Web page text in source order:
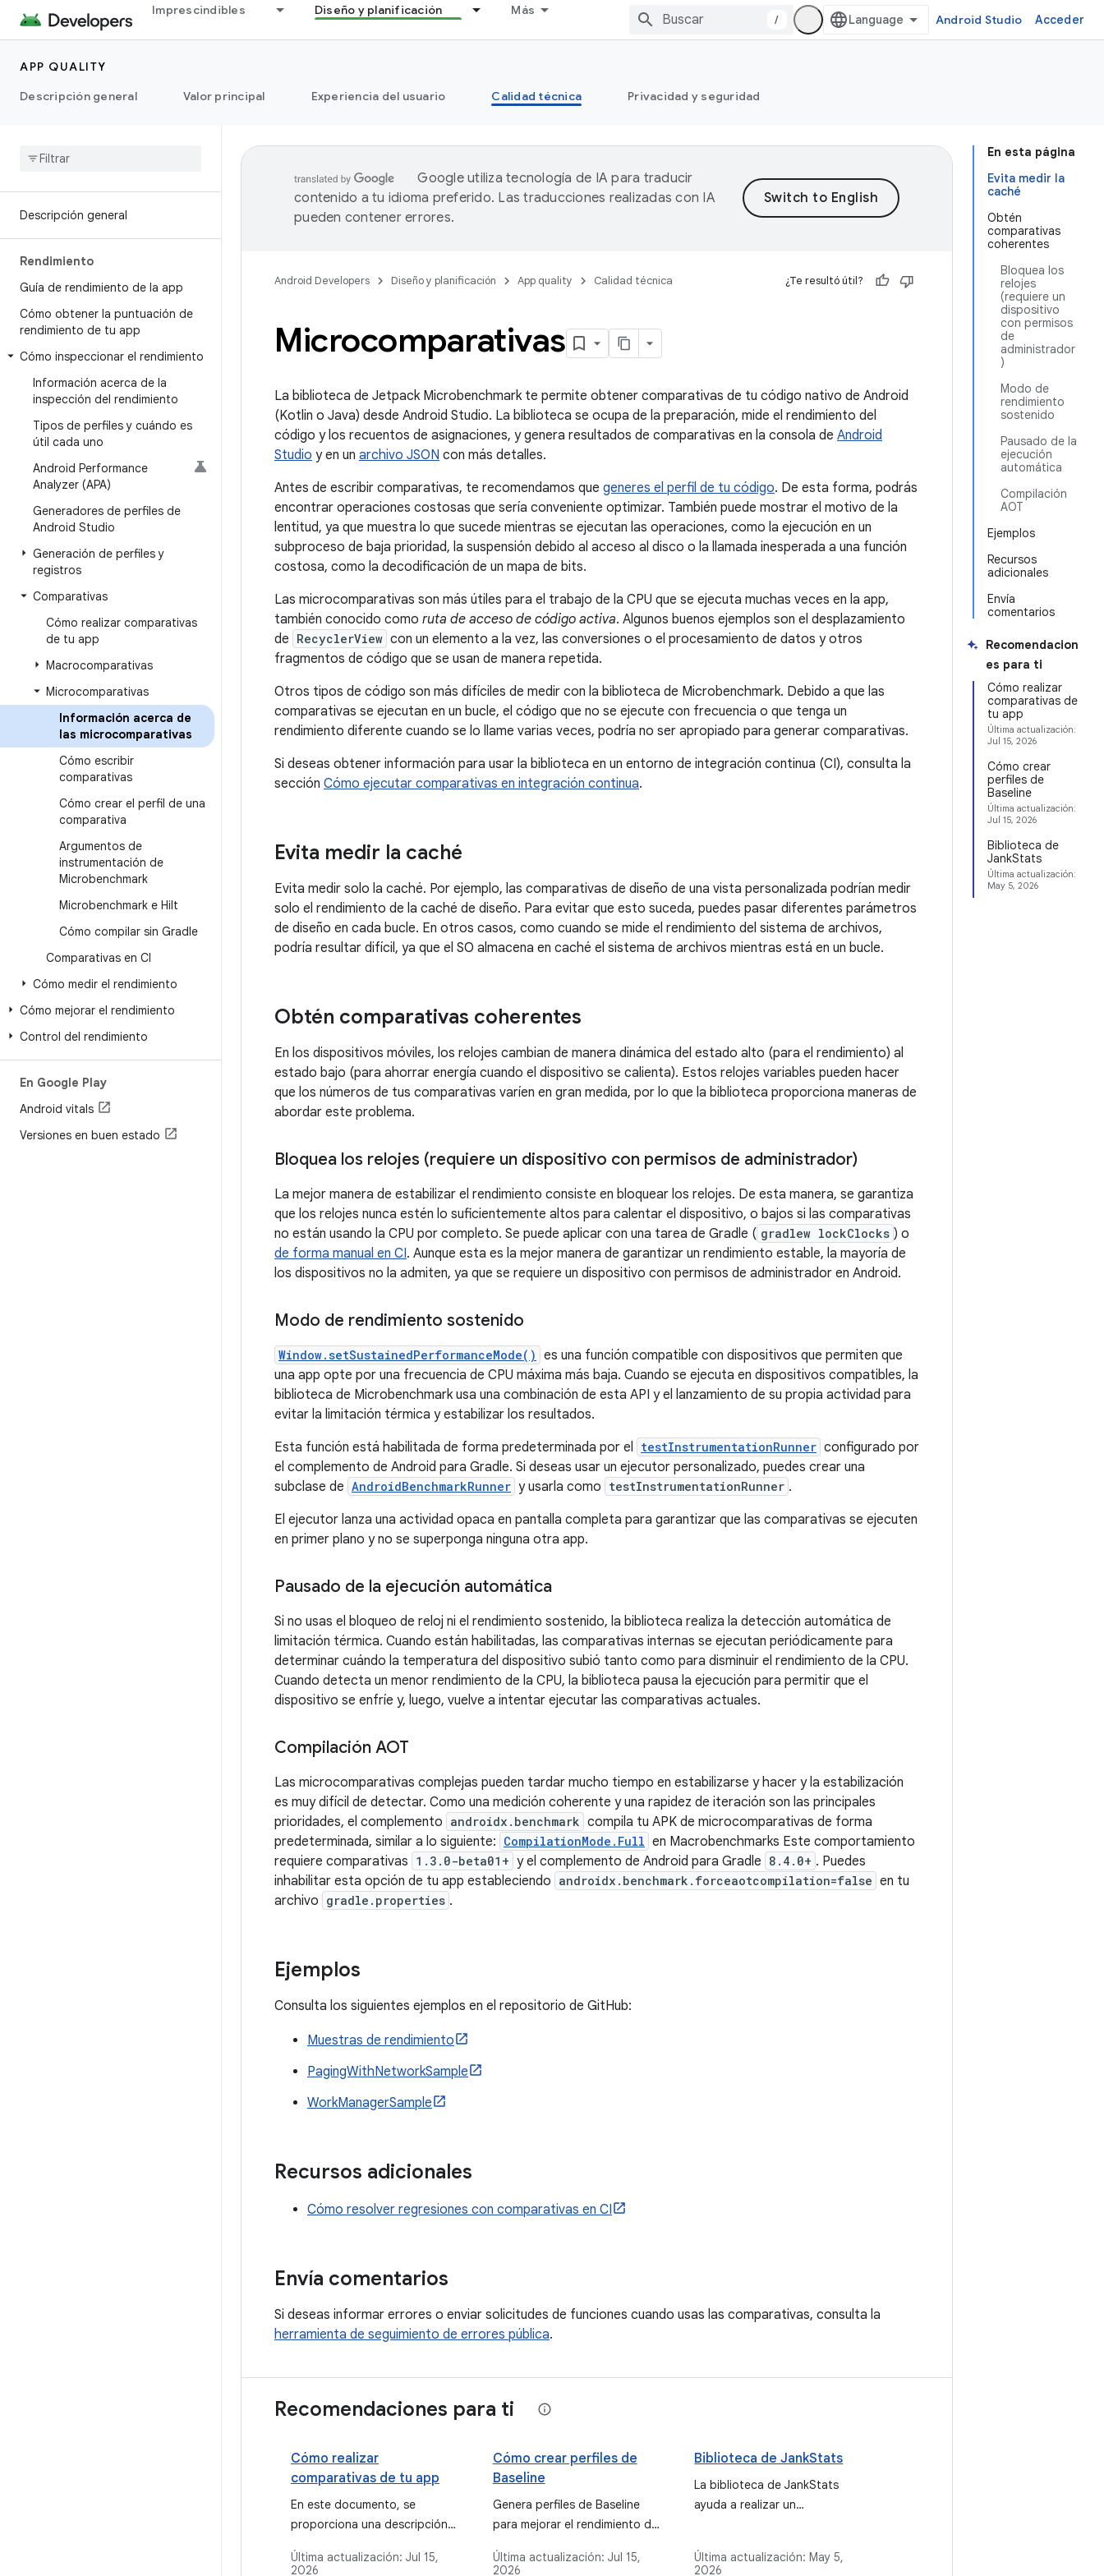
Imprescindibles Diseño y planificación Más
/ Android Studio Acceder
APP QUALITY
Descripción general
Valor principal Experiencia del usuario Calidad técnica Privacidad y seguridad
Descripción general
Rendimiento
Guía de rendimiento de la app
Cómo obtener la puntuación de
rendimiento de tu app
Cómo inspeccionar el rendimiento
Información acerca de la
inspección del rendimiento
Tipos de perfiles y cuándo es
útil cada uno
Android Performance
Analyzer (APA)
Generadores de perfiles de
Android Studio
Generación de perfiles y
registros
Comparativas
Cómo realizar comparativas
de tu app
Macrocomparativas
Microcomparativas
Información acerca de
las microcomparativas
Cómo escribir
comparativas
Cómo crear el perfil de una
comparativa
Argumentos de
instrumentación de
Microbenchmark
Microbenchmark e Hilt
Cómo compilar sin Gradle
Comparativas en CI
Cómo medir el rendimiento
Cómo mejorar el rendimiento
Control del rendimiento
En Google Play
Android vitals
Versiones en buen estado
En esta página
Evita medir la
caché
Obtén
comparativas
coherentes
Bloquea los
relojes
(requiere un
dispositivo
con permisos
de
administrador
)
Modo de
rendimiento
sostenido
Pausado de la
ejecución
automática
Compilación
AOT
Ejemplos
Recursos
adicionales
Envía
comentarios
Recomendacion
es para ti
Cómo realizar
comparativas de
tu app
Última actualización:
Jul 15, 2026
Cómo crear
perfiles de
Baseline
Última actualización:
Jul 15, 2026
Biblioteca de
JankStats
Última actualización:
May 5, 2026
Google utiliza tecnología de IA para traducir
contenido a tu idioma preferido. Las traducciones realizadas con IA
pueden contener errores.
Android Developers Diseño y planificación App quality Calidad técnica ¿Te resultó útil?
Microcomparativas
La biblioteca de Jetpack Microbenchmark te permite obtener comparativas de tu código nativo de Android
(Kotlin o Java) desde Android Studio. La biblioteca se ocupa de la preparación, mide el rendimiento del
código y los recuentos de asignaciones, y genera resultados de comparativas en la consola de Android
Studio y en un archivo JSON con más detalles.
Antes de escribir comparativas, te recomendamos que generes el perfil de tu código. De esta forma, podrás
encontrar operaciones costosas que sería conveniente optimizar. También puede mostrar el motivo de la
lentitud, ya que muestra lo que sucede mientras se ejecutan las operaciones, como la ejecución en un
subproceso de baja prioridad, la suspensión debido al acceso al disco o la llamada inesperada a una función
costosa, como la decodificación de un mapa de bits.
Las microcomparativas son más útiles para el trabajo de la CPU que se ejecuta muchas veces en la app,
también conocido como ruta de acceso de código activa. Algunos buenos ejemplos son el desplazamiento
de RecyclerView con un elemento a la vez, las conversiones o el procesamiento de datos y otros
fragmentos de código que se usan de manera repetida.
Otros tipos de código son más difíciles de medir con la biblioteca de Microbenchmark. Debido a que las
comparativas se ejecutan en un bucle, el código que no se ejecute con frecuencia o que tenga un
rendimiento diferente cuando se lo llame varias veces, podría no ser apropiado para generar comparativas.
Si deseas obtener información para usar la biblioteca en un entorno de integración continua (CI), consulta la
sección Cómo ejecutar comparativas en integración continua.
Evita medir la caché
Evita medir solo la caché. Por ejemplo, las comparativas de diseño de una vista personalizada podrían medir
solo el rendimiento de la caché de diseño. Para evitar que esto suceda, puedes pasar diferentes parámetros
de diseño en cada bucle. En otros casos, como cuando se mide el rendimiento del sistema de archivos,
podría resultar difícil, ya que el SO almacena en caché el sistema de archivos mientras está en un bucle.
Obtén comparativas coherentes
En los dispositivos móviles, los relojes cambian de manera dinámica del estado alto (para el rendimiento) al
estado bajo (para ahorrar energía cuando el dispositivo se calienta). Estos relojes variables pueden hacer
que los números de tus comparativas varíen en gran medida, por lo que la biblioteca proporciona maneras de
abordar este problema.
Bloquea los relojes (requiere un dispositivo con permisos de administrador)
La mejor manera de estabilizar el rendimiento consiste en bloquear los relojes. De esta manera, se garantiza
que los relojes nunca estén lo suficientemente altos para calentar el dispositivo, o bajos si las comparativas
no están usando la CPU por completo. Se puede aplicar con una tarea de Gradle ( gradlew lockClocks ) o
de forma manual en CI. Aunque esta es la mejor manera de garantizar un rendimiento estable, la mayoría de
los dispositivos no la admiten, ya que se requiere un dispositivo con permisos de administrador en Android.
Modo de rendimiento sostenido
Window.setSustainedPerformanceMode() es una función compatible con dispositivos que permiten que
una app opte por una frecuencia de CPU máxima más baja. Cuando se ejecuta en dispositivos compatibles, la
biblioteca de Microbenchmark usa una combinación de esta API y el lanzamiento de su propia actividad para
evitar la limitación térmica y estabilizar los resultados.
Esta función está habilitada de forma predeterminada por el testInstrumentationRunner configurado por
el complemento de Android para Gradle. Si deseas usar un ejecutor personalizado, puedes crear una
subclase de AndroidBenchmarkRunner y usarla como testInstrumentationRunner .
El ejecutor lanza una actividad opaca en pantalla completa para garantizar que las comparativas se ejecuten
en primer plano y no se superponga ninguna otra app.
Pausado de la ejecución automática
Si no usas el bloqueo de reloj ni el rendimiento sostenido, la biblioteca realiza la detección automática de
limitación térmica. Cuando están habilitadas, las comparativas internas se ejecutan periódicamente para
determinar cuándo la temperatura del dispositivo subió tanto como para disminuir el rendimiento de la CPU.
Cuando detecta un menor rendimiento de la CPU, la biblioteca pausa la ejecución para permitir que el
dispositivo se enfríe y, luego, vuelve a intentar ejecutar las comparativas actuales.
Compilación AOT
Las microcomparativas complejas pueden tardar mucho tiempo en estabilizarse y hacer y la estabilización
es muy difícil de detectar. Como una medición coherente y una rapidez de iteración son las principales
prioridades, el complemento androidx.benchmark compila tu APK de microcomparativas de forma
predeterminada, similar a lo siguiente: CompilationMode.Full en Macrobenchmarks Este comportamiento
requiere comparativas 1.3.0-beta01+ y el complemento de Android para Gradle 8.4.0+ . Puedes
inhabilitar esta opción de tu app estableciendo androidx.benchmark.forceaotcompilation=false en tu
archivo gradle.properties .
Ejemplos
Consulta los siguientes ejemplos en el repositorio de GitHub:
Muestras de rendimiento
PagingWithNetworkSample
WorkManagerSample
Recursos adicionales
Cómo resolver regresiones con comparativas en CI
Envía comentarios
Si deseas informar errores o enviar solicitudes de funciones cuando usas las comparativas, consulta la
herramienta de seguimiento de errores pública.
Recomendaciones para ti
Cómo realizar
comparativas de tu app
En este documento, se
proporciona una descripción
Android, en la que se
Última actualización: Jul 15,
2026
Cómo crear perfiles de
Baseline
Genera perfiles de Baseline
para mejorar el rendimiento de
de la app con Android Studio
Última actualización: Jul 15,
2026
Biblioteca de JankStats
La biblioteca de JankStats
ayuda a realizar un
aplicaciones para Android y
Última actualización:May 5,
2026